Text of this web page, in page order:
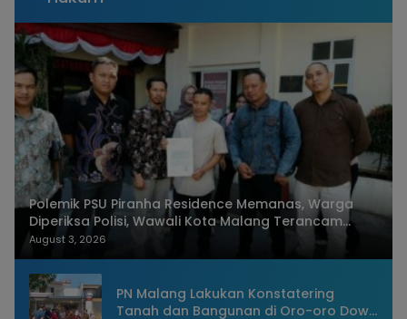
Polemik PSU Piranha Residence Memanas, Warga
Diperiksa Polisi, Wawali Kota Malang Terancam
Dilaporkan
August 3, 2026
PN Malang Lakukan Konstatering
Tanah dan Bangunan di Oro-oro Dowo